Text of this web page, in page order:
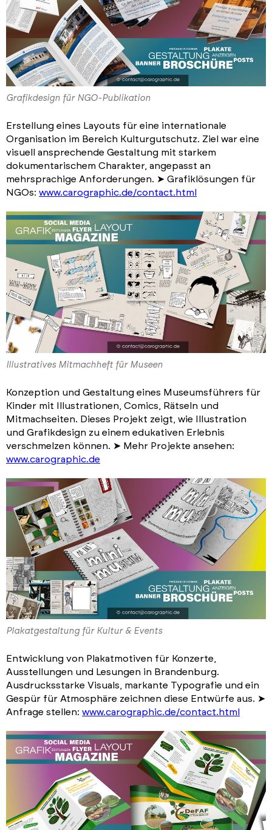
Grafikdesign für NGO-Publikation
Erstellung eines Layouts für eine internationale
Organisation im Bereich Kulturgutschutz. Ziel war eine
visuell ansprechende Gestaltung mit starkem
dokumentarischem Charakter, angepasst an
mehrsprachige Anforderungen. ➤ Grafiklösungen für
NGOs: www.carographic.de/contact.html
Illustratives Mitmachheft für Museen
Konzeption und Gestaltung eines Museumsführers für
Kinder mit Illustrationen, Comics, Rätseln und
Mitmachseiten. Dieses Projekt zeigt, wie Illustration
und Grafikdesign zu einem edukativen Erlebnis
verschmelzen können. ➤ Mehr Projekte ansehen:
www.carographic.de
Plakatgestaltung für Kultur & Events
Entwicklung von Plakatmotiven für Konzerte,
Ausstellungen und Lesungen in Brandenburg.
Ausdrucksstarke Visuals, markante Typografie und ein
Gespür für Atmosphäre zeichnen diese Entwürfe aus. ➤
Anfrage stellen: www.carographic.de/contact.html